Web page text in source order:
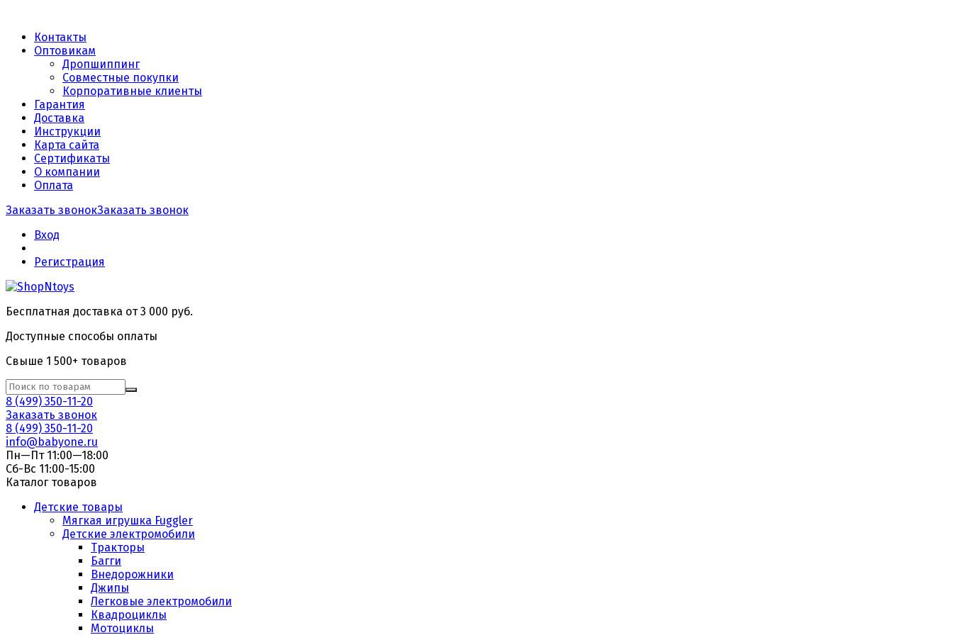
Контакты
Оптовикам
Дропшиппинг
Совместные покупки
Корпоративные клиенты
Гарантия
Доставка
Инструкции
Карта сайта
Сертификаты
О компании
Оплата
Заказать звонокЗаказать звонок
Вход
Регистрация
Бесплатная доставка от 3 000 руб.
Доступные способы оплаты
Свыше 1 500+ товаров
8 (499) 350-11-20
Заказать звонок
8 (499) 350-11-20
info@babyone.ru
Пн—Пт 11:00—18:00
Сб-Вс 11:00-15:00
Каталог товаров
Детские товары
Мягкая игрушка Fuggler
Детские электромобили
Тракторы
Багги
Внедорожники
Джипы
Легковые электромобили
Квадроциклы
Мотоциклы